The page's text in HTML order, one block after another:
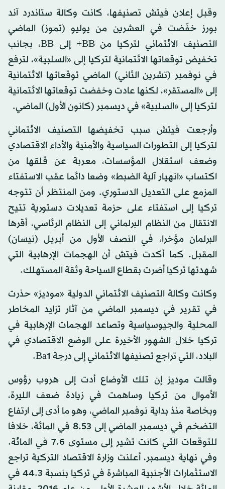
وقبل إعلان فيتش تصنيفها، كانت وكالة ستاندرد آند
بورز خفّضت في العشرين من يوليو (تموز) الماضي
التصنيف الائتماني لتركيا من BB+ إلى BB، بجانب
تخفيض توقعاتها الائتمانية لتركيا إلى «السلبية»، لترفع
في نوفمبر (تشرين الثاني) الماضي توقعاتها الائتمانية
إلى «المستقر»، لكنها عادت وخفضت توقعاتها الائتمانية
لتركيا إلى «السلبية» في ديسمبر (كانون الأول) الماضي.
وأرجعت فيتش سبب تخفيضها التصنيف الائتماني
لتركيا إلى التطورات السياسية والأمنية والأداء الاقتصادي
وضعف استقلال المؤسسات، معربة عن قلقها من
اكتساب «انهيار آلية الضبط» وضعا دائما عقب الاستفتاء
المزمع على التعديل الدستوري. ومن المنتظر أن تتوجه
تركيا إلى استفتاء على حزمة تعديلات دستورية تتيح
الانتقال من النظام البرلماني إلى النظام الرئاسي، أقرها
البرلمان مؤخرا، في النصف الأول من أبريل (نيسان)
المقبل. كما أكدت فيتش أن الهجمات الإرهابية التي
شهدتها تركيا أضرت بقطاع السياحة وثقة المستهلك.
وكانت وكالة التصنيف الائتماني الدولية «موديز» حذرت
في تقرير في ديسمبر الماضي من آثار تزايد المخاطر
المحلية والجيوسياسية وتصاعد الهجمات الإرهابية في
تركيا خلال الشهور الأخيرة على الوضع الاقتصادي في
البلاد، التي تراجع تصنيفها الائتماني إلى درجة Ba1.
وقالت موديز إن تلك الأوضاع أدت إلى هروب رؤوس
الأموال من تركيا وساهمت في زيادة ضعف الليرة،
وبخاصة منذ بداية نوفمبر الماضي، وهو ما أدى إلى ارتفاع
التضخم في ديسمبر الماضي إلى 8.53 في المائة، خلافا
للتوقعات التي كانت تشير إلى مستوى 7.6 في المائة.
وفي نهاية ديسمبر، أعلنت وزارة الاقتصاد التركية تراجع
الاستثمارات الأجنبية المباشرة في تركيا بنسبة 44.3 في